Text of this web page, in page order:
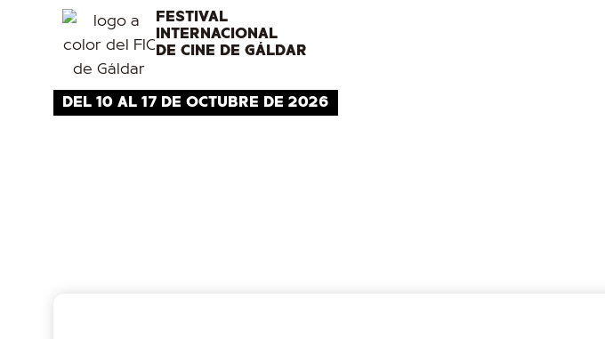
FESTIVAL
INTERNACIONAL
DE CINE DE GÁLDAR
DEL 10 AL 17 DE OCTUBRE DE 2026